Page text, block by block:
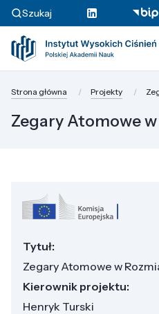
Szukaj
Strona główna Projekty
Zegary Atomowe
Tytuł:
Zegary Atomowe w
Kierownik projektu:
Henryk Turski